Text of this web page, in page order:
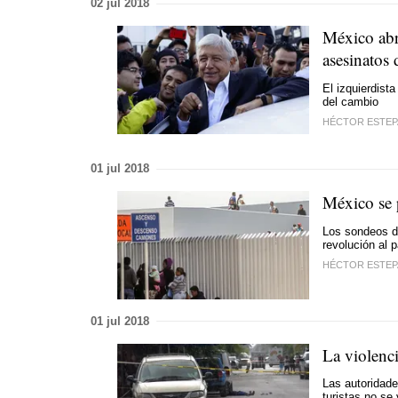
02 jul 2018
México
asesinatos
El
del cambio
HÉCTOR
01 jul 2018
México se
Los sondeos
revolución al
HÉCTOR
01 jul 2018
La
Las